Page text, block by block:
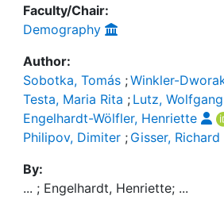
Faculty/Chair:
Demography
Author:
Sobotka, Tomás ;Winkler-
Testa, Maria Rita ; Lutz, Wolfgang
Engelhardt-Wölfler, Henriette
Philipov, Dimiter ; Gisser, Richard
By:
... ; Engelhardt, Henriette; ...